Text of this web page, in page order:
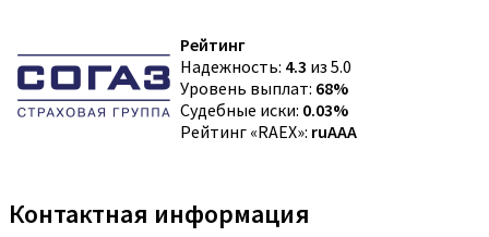
Рейтинг
Надежность: 4.3 из 5.0
Уровень выплат: 68%
Судебные иски: 0.03%
Рейтинг «RAEX»: ruAAA
Контактная информация